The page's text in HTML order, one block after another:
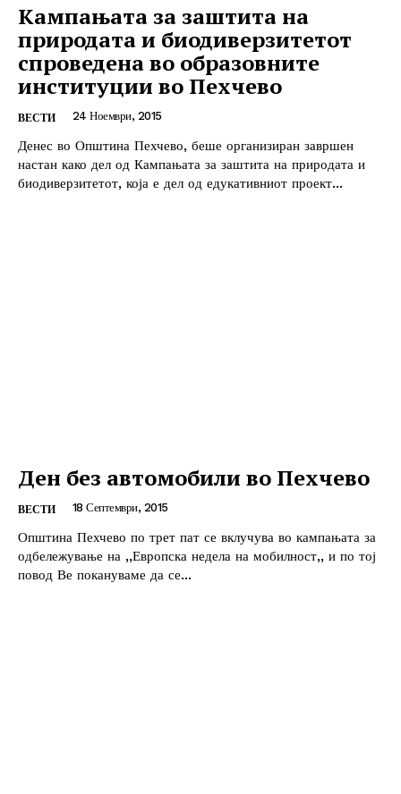
Кампањата за заштита на
природата и биодиверзитетот
спроведена во образовните
институции во Пехчево
ВЕСТИ 24 Ноември, 2015
Денес во Општина Пехчево, беше организиран завршен
настан како дел од Кампањата за заштита на природата и
биодиверзитетот, која е дел од едукативниот проект...
Ден без автомобили во Пехчево
ВЕСТИ 18 Септември, 2015
Општина Пехчево по трет пат се вклучува во кампањата за
одбележување на ,,Европска недела на мобилност,, и по тој
повод Ве покануваме да се...